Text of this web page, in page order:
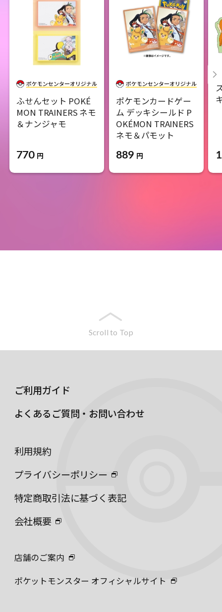
ふせんセット POKÉ
MON TRAINERS ネモ
＆ナンジャモ
770 円
ポケモンカードゲー
ム デッキシールド P
OKÉMON TRAINERS
ネモ＆パモット
889 円
Scroll to Top
ご利用ガイド
よくあるご質問・お問い合わせ
利用規約
プライバシーポリシー
特定商取引法に基づく表記
会社概要
店舗のご案内
ポケットモンスター オフィシャルサイト